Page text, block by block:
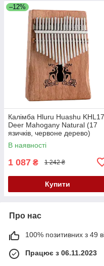
–12%
Калімба Hluru Huashu KHL17
Deer Mahogany Natural (17
язичків, червоне дерево)
В наявності
1 087 ₴ 1 242 ₴
Купити
Про нас
100% позитивних з 49
Працює з 06.11.2023